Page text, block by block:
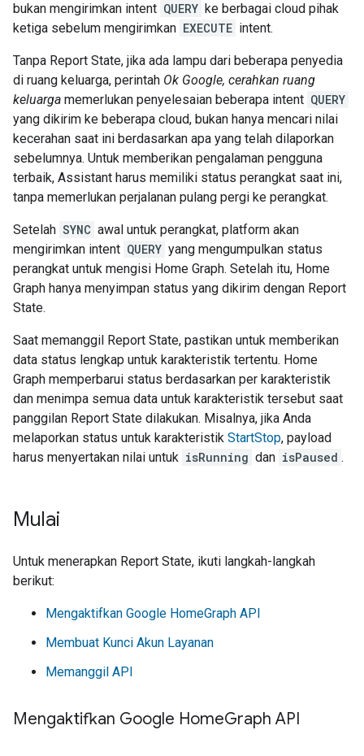
bukan mengirimkan intent QUERY ke berbagai cloud pihak
ketiga sebelum mengirimkan EXECUTE intent.
Tanpa Report State, jika ada lampu dari beberapa penyedia
di ruang keluarga, perintah Ok Google, cerahkan ruang
keluarga memerlukan penyelesaian beberapa intent QUERY
yang dikirim ke beberapa cloud, bukan hanya mencari nilai
kecerahan saat ini berdasarkan apa yang telah dilaporkan
sebelumnya. Untuk memberikan pengalaman pengguna
terbaik, Assistant harus memiliki status perangkat saat ini,
tanpa memerlukan perjalanan pulang pergi ke perangkat.
Setelah SYNC awal untuk perangkat, platform akan
mengirimkan intent QUERY yang mengumpulkan status
perangkat untuk mengisi Home Graph. Setelah itu, Home
Graph hanya menyimpan status yang dikirim dengan Report
State.
Saat memanggil Report State, pastikan untuk memberikan
data status lengkap untuk karakteristik tertentu. Home
Graph memperbarui status berdasarkan per karakteristik
dan menimpa semua data untuk karakteristik tersebut saat
panggilan Report State dilakukan. Misalnya, jika Anda
melaporkan status untuk karakteristik StartStop, payload
harus menyertakan nilai untuk isRunning dan isPaused .
Mulai
Untuk menerapkan Report State, ikuti langkah-langkah
berikut:
Mengaktifkan Google HomeGraph API
Membuat Kunci Akun Layanan
Memanggil API
Mengaktifkan Google HomeGraph API